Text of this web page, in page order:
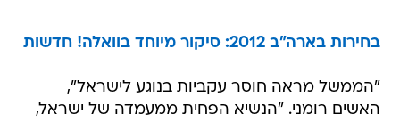
בחירות בארה"ב 2012: סיקור מיוחד בוואלה! חדשות
"הממשל מראה חוסר עקביות בנוגע לישראל",
האשים רומני. "הנשיא הפחית ממעמדה של ישראל,